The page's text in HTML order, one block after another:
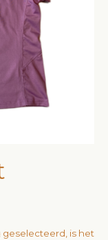
is het